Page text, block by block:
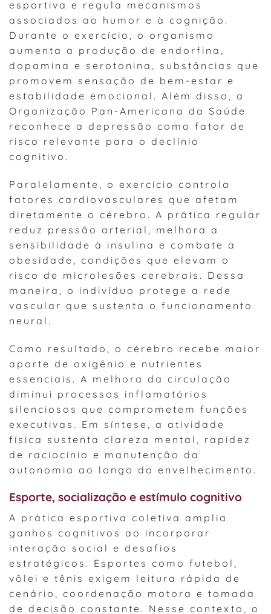
esportiva e regula mecanismos
associados ao humor e à cognição.
Durante o exercício, o organismo
aumenta a produção de endorfina,
dopamina e serotonina, substâncias que
promovem sensação de bem-estar e
estabilidade emocional. Além disso, a
Organização Pan-Americana da Saúde
reconhece a depressão como fator de
risco relevante para o declínio
cognitivo.
Paralelamente, o exercício controla
fatores cardiovasculares que afetam
diretamente o cérebro. A prática regular
reduz pressão arterial, melhora a
sensibilidade à insulina e combate a
obesidade, condições que elevam o
risco de microlesões cerebrais. Dessa
maneira, o indivíduo protege a rede
vascular que sustenta o funcionamento
neural.
Como resultado, o cérebro recebe maior
aporte de oxigênio e nutrientes
essenciais. A melhora da circulação
diminui processos inflamatórios
silenciosos que comprometem funções
executivas. Em síntese, a atividade
física sustenta clareza mental, rapidez
de raciocínio e manutenção da
autonomia ao longo do envelhecimento.
Esporte, socialização e estímulo cognitivo
A prática esportiva coletiva amplia
ganhos cognitivos ao incorporar
interação social e desafios
estratégicos. Esportes como futebol,
vôlei e tênis exigem leitura rápida de
cenário, coordenação motora e tomada
de decisão constante. Nesse contexto, o